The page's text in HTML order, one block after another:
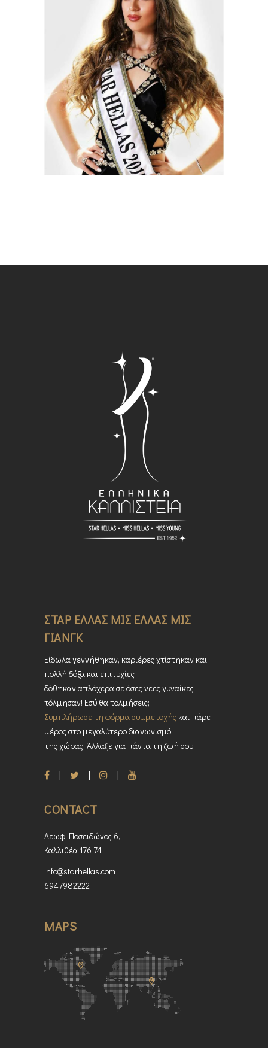
Σταρ Ελλάς Μις
Ελλάς Μις Γιανγκ
2017
2011 - 2021
ΣΤΑΡ ΕΛΛΑΣ ΜΙΣ ΕΛΛΑΣ ΜΙΣ
ΓΙΑΝΓΚ
Είδωλα γεννήθηκαν, καριέρες χτίστηκαν και
πολλή δόξα και επιτυχίες
δόθηκαν απλόχερα σε όσες νέες γυναίκες
τόλμησαν! Εσύ θα τολμήσεις;
Συμπλήρωσε τη φόρμα συμμετοχής και πάρε
μέρος στο μεγαλύτερο διαγωνισμό
της χώρας. Άλλαξε για πάντα τη ζωή σου!
CONTACT
Λεωφ. Ποσειδώνος 6,
Καλλιθέα 176 74
info@starhellas.com
6947982222
MAPS